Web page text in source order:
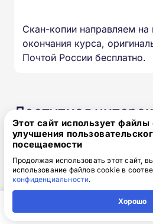
Скан-копии направляем на
окончания курса,
Почтой России бесплатно.
Доступная
платформа
обучения
Онлайн-формат позволяет
обучение в любое время в
любого устройства.
Этот сайт использует файлы
улучшения
посещаемости
Продолжая использовать этот сайт,
использование файлов cookie в
конфиденциальности.
Хорошо